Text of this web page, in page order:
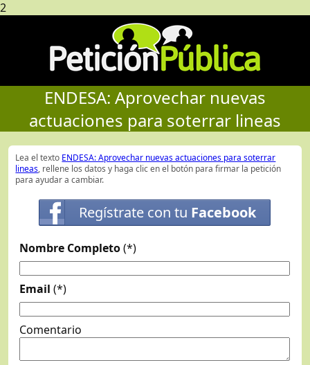
2
ENDESA: Aprovechar nuevas
actuaciones para soterrar lineas
Lea el texto ENDESA: Aprovechar nuevas actuaciones para soterrar
lineas, rellene los datos y haga clic en el botón para firmar la petición
para ayudar a cambiar.
Regístrate con tu Facebook
Nombre Completo(*)
Email (*)
Comentario